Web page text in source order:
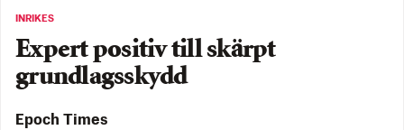
INRIKES
Expert positiv till skärpt
grundlagsskydd
Epoch Times